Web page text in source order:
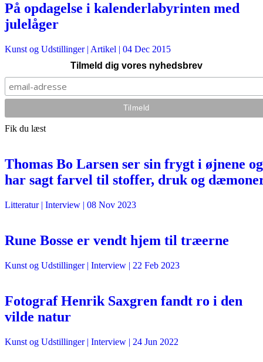
På opdagelse i kalenderlabyrinten med
julelåger
Kunst og Udstillinger| Artikel | 04 Dec 2015
Tilmeld dig vores nyhedsbrev
Fik du læst
Thomas Bo Larsen ser sin frygt i øjnene og
har sagt farvel til stoffer, druk og
Litteratur| Interview | 08 Nov 2023
Rune Bosse er vendt hjem til træerne
Kunst og Udstillinger| Interview | 22 Feb 2023
Fotograf Henrik Saxgren fandt ro i den
vilde natur
Kunst og Udstillinger| Interview | 24 Jun 2022